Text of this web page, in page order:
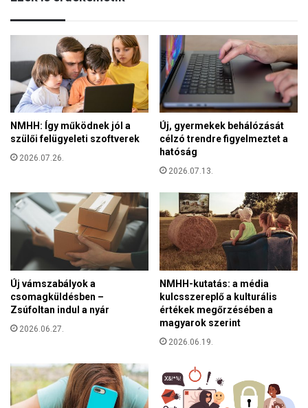
é
n
e
e
t
e
k
á
d
o
Z
l
t
o
t
i
k
s
é
é
s
–
é
t
h
a
r
d
n
e
NMHH: Így működnek jól a
szülői felügyeleti szoftverek
2026.07.26.
Új, gyermekek behálózását
célzó trendre figyelmeztet a
hatóság
2026.07.13.
Új vámszabályok a
csomagküldésben –
Zsúfoltan indul a nyár
2026.06.27.
NMHH-kutatás: a média
kulcsszereplő a kulturális
értékek megőrzésében a
magyarok szerint
2026.06.19.